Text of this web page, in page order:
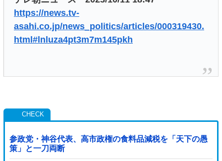
https://news.tv-
asahi.co.jp/news_politics/articles/000319430.
html#lnluza4pt3m7m145pkh
参政党・神谷代表、高市政権の食料品減税を「天下の愚
策」と一刀両断